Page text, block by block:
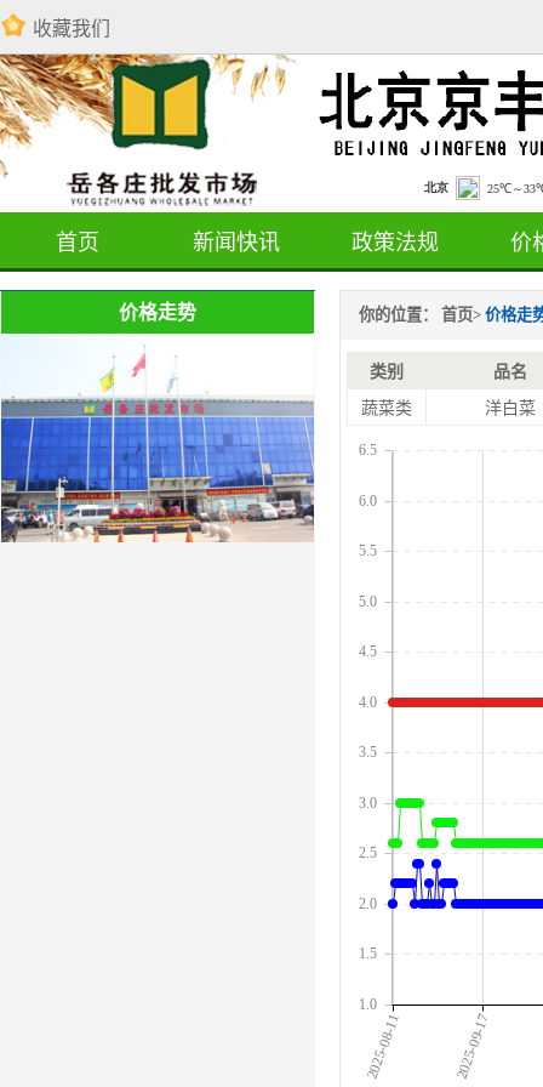
收藏我们
首页 新闻快讯 政策法规 价
价格走势 你的位置： 首页> 价格走
类别
品名
蔬菜类
洋白菜
2025-08-11 2025-09-17
1.0
1.5
2.0
2.5
3.0
3.5
4.0
4.5
5.0
5.5
6.0
6.5